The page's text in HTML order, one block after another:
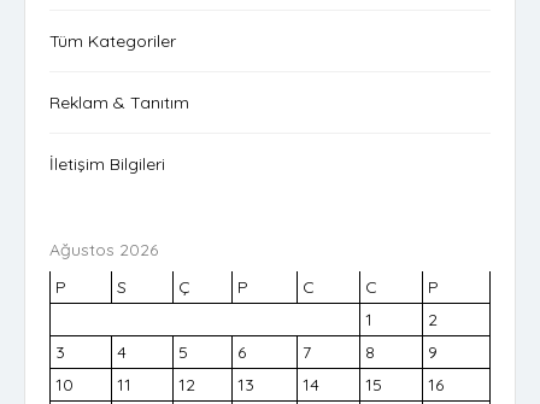
Tüm Kategoriler
Reklam & Tanıtım
İletişim Bilgileri
Ağustos 2026
P
S Ç P C C
P
1
2
3
4 5 6 7 8
9
10
11 12 13 14 15
16